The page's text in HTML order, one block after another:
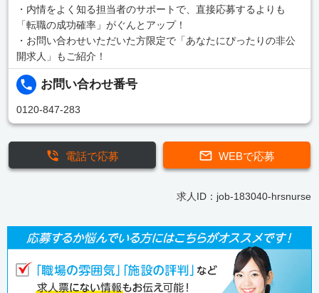
・内情をよく知る担当者のサポートで、直接応募するよりも
「転職の成功確率」がぐんとアップ！
・お問い合わせいただいた方限定で「あなたにぴったりの非公
開求人」もご紹介！
お問い合わせ番号
0120-847-283
WEBで応募
電話で応募
求人ID：job-183040-hrsnurse